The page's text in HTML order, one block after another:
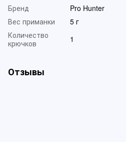
Бренд
Pro Hunter
Вес приманки
5 г
Количество
крючков
1
Отзывы